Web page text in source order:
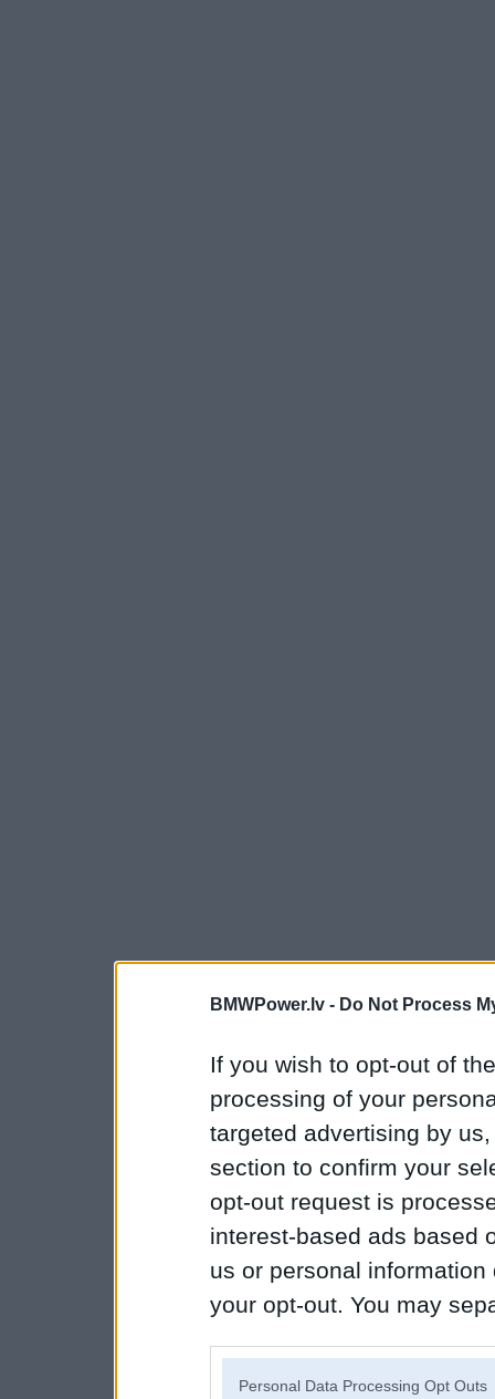
BMWPower.lv - Do Not Process
If you wish to opt-out of
processing of your
targeted advertising by
section to confirm your
opt-out request is
interest-based ads based
us or personal
your opt-out. You may
Personal Data Processing Opt Outs